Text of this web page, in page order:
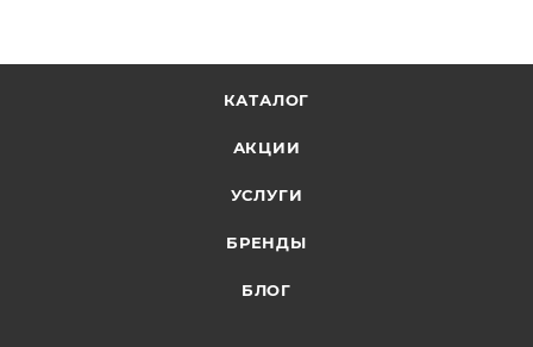
КАТАЛОГ
АКЦИИ
УСЛУГИ
БРЕНДЫ
БЛОГ